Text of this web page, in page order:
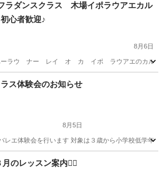
ラダンスクラス 木場イポラウアエカル
心者歓迎♪
8月6日
ーラウ ナー レイ オ カ イポ ラウアエのカルチャ
フラダンス 東京
ス体験会のお知らせ
8月5日
レエ体験会を行います 対象は３歳から小学校低学年
駅 クラス
のレッスン案内💁‍♀️